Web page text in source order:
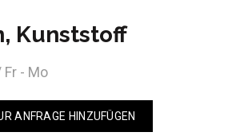
Kunststoff
Fr - Mo
ANFRAGE HINZUFÜGEN